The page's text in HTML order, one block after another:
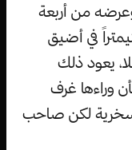
”البعصة“ 14 متراً وعرضه من أربعة
نقطة منه إلى 60 سنتيمتراً في أضيق
يعود ذلك
وراءها غرف
لكن صاحب